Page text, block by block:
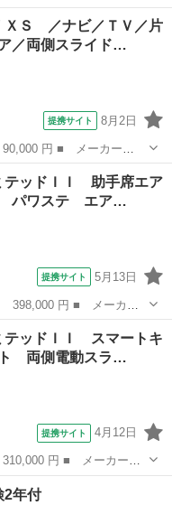
グレード名： リミテ
ドドア シートヒータ
ＸＳ ／ナビ／ＴＶ／片
／両側スライド…
提携サイト 8月2日
■ グレード名： ＸＳ
側スライド・ドア／スマ
テッドＩＩ 助手席エア
パワステ エア…
提携サイト 5月13日
ード名： リミテッド
ステ エアコン 衝突安
テッドＩＩ スマートキ
両側電動スラ…
提携サイト 4月12日
ード名： リミテッド
電動スライドドア Ｅ
2年付